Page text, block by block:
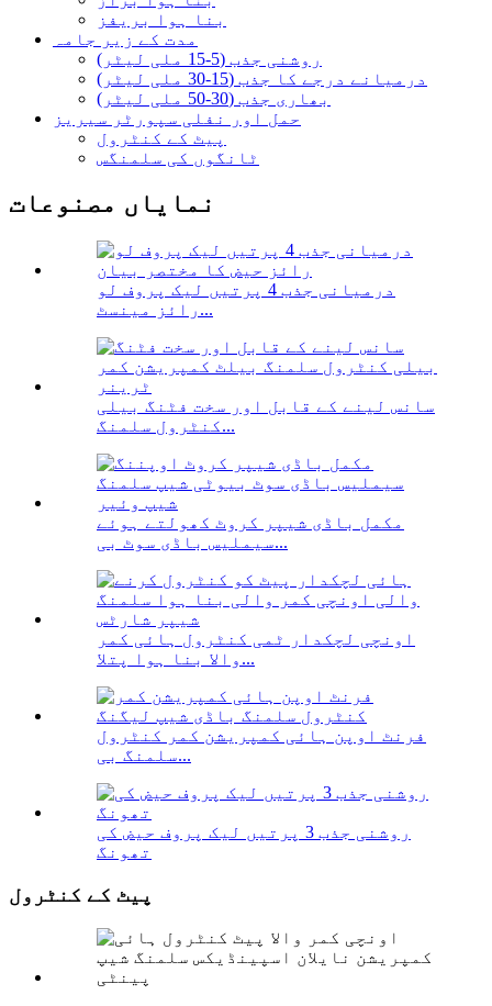
بنا ہوا بریفز
مدت کے زیر جامہ
روشنی جذب (5-15 ملی لیٹر)
درمیانے درجے کا جذب (15-30 ملی لیٹر)
بھاری جذب (30-50 ملی لیٹر)
حمل اور نفلی سپورٹر سیریز
پیٹ کے کنٹرول
ٹانگوں کی سلمنگس
نمایاں مصنوعات
درمیانی جذب 4 پرتیں لیک پروف لو
رائز مینسٹ...
سانس لینے کے قابل اور سخت فٹنگ بیلی
کنٹرول سلمنگ...
مکمل باڈی شیپر کروٹ کھولتے ہوئے
سیملیس باڈی سوٹ بی...
اونچی لچکدار ٹمی کنٹرول ہائی کمر
والا بنا ہوا پتلا...
فرنٹ اوپن ہائی کمپریشن کمر کنٹرول
سلمنگ بی...
روشنی جذب 3 پرتیں لیک پروف حیض کی
تھونگ
پیٹ کے کنٹرول